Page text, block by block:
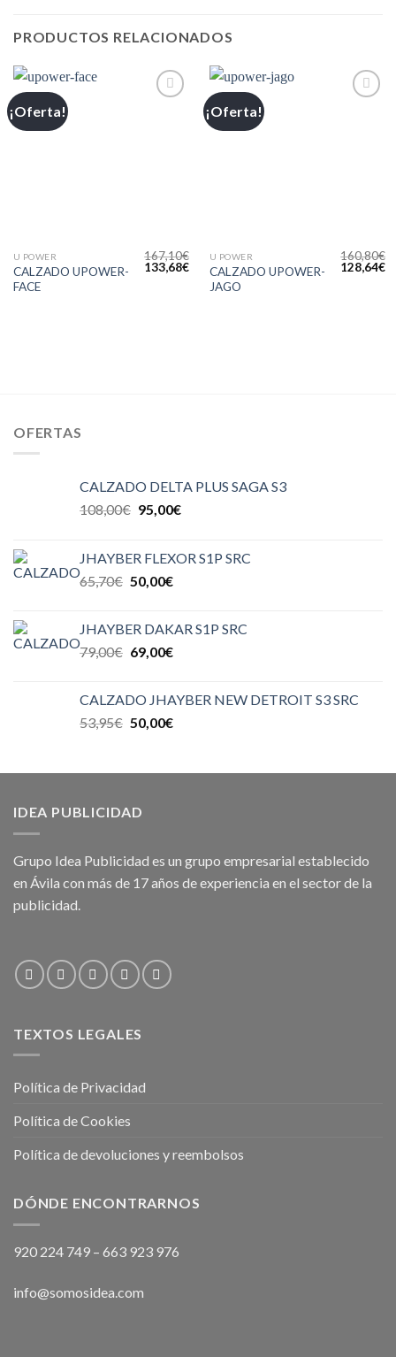
PRODUCTOS RELACIONADOS
¡Oferta!
U POWER
CALZADO UPOWER-
FACE
167,10€
133,68€
¡Oferta!
U POWER
CALZADO UPOWER-
JAGO
160,80€
128,64€
OFERTAS
CALZADO DELTA PLUS SAGA S3
108,00€ 95,00€
JHAYBER FLEXOR S1P SRC
65,70€ 50,00€
JHAYBER DAKAR S1P SRC
79,00€ 69,00€
CALZADO JHAYBER NEW DETROIT S3 SRC
53,95€ 50,00€
IDEA PUBLICIDAD
Grupo Idea Publicidad es un grupo empresarial establecido
en Ávila con más de 17 años de experiencia en el sector de la
publicidad.
TEXTOS LEGALES
Política de Privacidad
Política de Cookies
Política de devoluciones y reembolsos
DÓNDE ENCONTRARNOS
920 224 749 – 663 923 976
info@somosidea.com